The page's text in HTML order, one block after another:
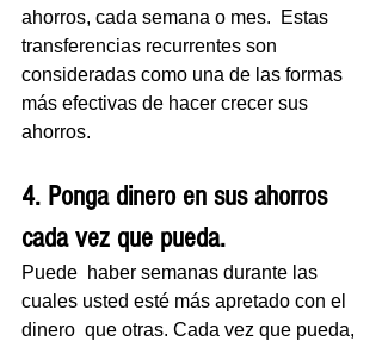
ahorros, cada semana o mes.  Estas
transferencias recurrentes son
consideradas como una de las formas
más efectivas de hacer crecer sus
ahorros.
4. Ponga dinero en sus ahorros
cada vez que pueda.
Puede  haber semanas durante las
cuales usted esté más apretado con el
dinero  que otras. Cada vez que pueda,